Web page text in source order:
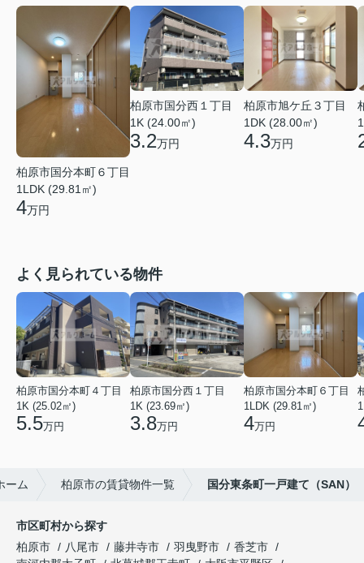
柏原市国分本町６丁目
1LDK (29.81㎡)
4万円
柏原市国分西１丁目
1K (24.00㎡)
3.2万円
柏原市旭ケ丘３丁目
1DK (28.00㎡)
4.3万円
よく見られている物件
柏原市国分本町４丁目
1K (25.02㎡)
5.5万円
柏原市国分西１丁目
1K (23.69㎡)
3.8万円
柏原市国分本町６丁目
1LDK (29.81㎡)
4万円
ーム 柏原市の賃貸物件一覧 国分東条町一戸建て（SAN）
市区町村から探す
柏原市
八尾市 藤井寺市 羽曳野市
香芝市